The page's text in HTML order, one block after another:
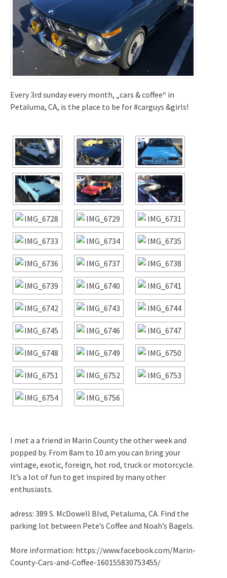
Every 3rd sunday every month, „cars & coffee“ in
Petaluma, CA, is the place to be for #carguys &girls!
I met a a friend in Marin County the other week and
popped by. From 8am to 10 am you can bring your
vintage, exotic, foreign, hot rod, truck or motorcycle.
It’s a lot of fun to get inspired by many other
enthusiasts.
adress: 389 S. McDowell Blvd, Petaluma, CA. Find the
parking lot between Pete’s Coffee and Noah’s Bagels.
More information: https://www.facebook.com/Marin-
County-Cars-and-Coffee-160155830753455/